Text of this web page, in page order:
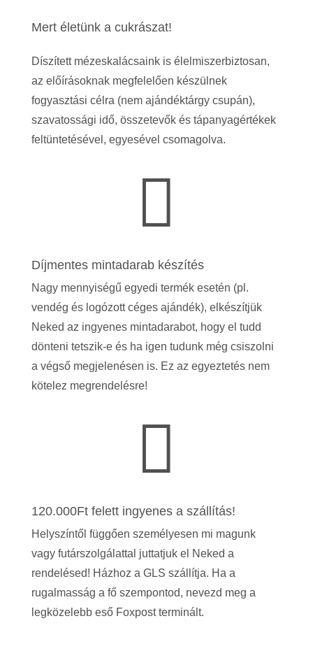
Mert életünk a cukrászat!
Díszített mézeskalácsaink is élelmiszerbiztosan,
az előírásoknak megfelelően készülnek
fogyasztási célra (nem ajándéktárgy csupán),
szavatossági idő, összetevők és tápanyagértékek
feltüntetésével, egyesével csomagolva.

Díjmentes mintadarab készítés
Nagy mennyiségű egyedi termék esetén (pl.
vendég és logózott céges ajándék), elkészítjük
Neked az ingyenes mintadarabot, hogy el tudd
dönteni tetszik-e és ha igen tudunk még csiszolni
a végső megjelenésen is. Ez az egyeztetés nem
kötelez megrendelésre!

120.000Ft felett ingyenes a szállítás!
Helyszíntől függően személyesen mi magunk
vagy futárszolgálattal juttatjuk el Neked a
rendelésed! Házhoz a GLS szállítja. Ha a
rugalmasság a fő szempontod, nevezd meg a
legközelebb eső Foxpost terminált.